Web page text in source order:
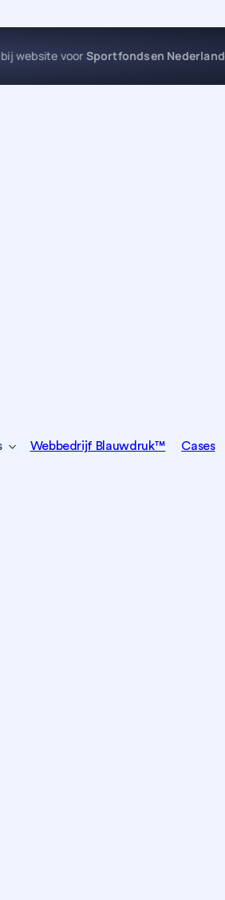
bij website voorSportfondsen Nederland
Webbedrijf Blauwdruk™ Cases